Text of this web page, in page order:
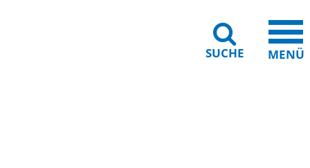
SUCHE MENÜ